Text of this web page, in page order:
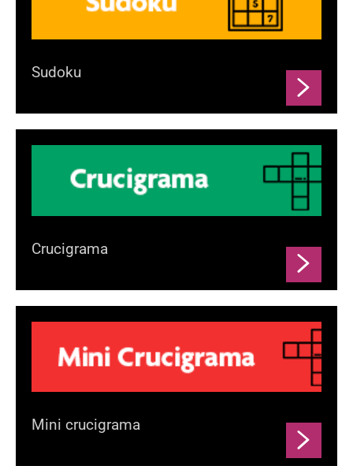
Sudoku
Crucigrama
Mini crucigrama